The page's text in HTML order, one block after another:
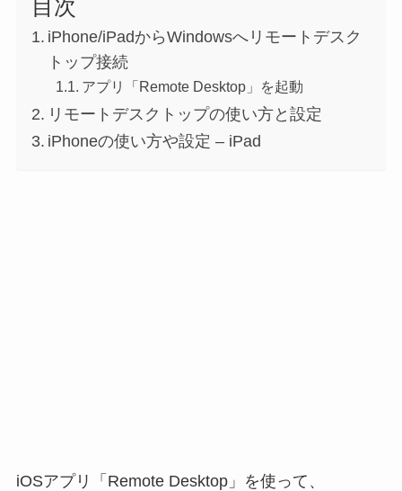
目次
iPhone/iPadからWindowsへリモートデスク
トップ接続
アプリ「Remote Desktop」を起動
リモートデスクトップの使い方と設定
iPhoneの使い方や設定 – iPad
iOSアプリ「Remote Desktop」を使って、